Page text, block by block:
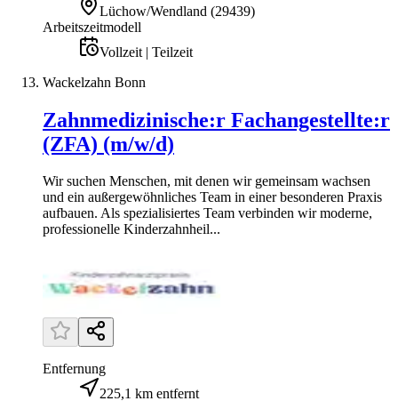
Lüchow/Wendland (29439)
Arbeitszeitmodell
Vollzeit | Teilzeit
Wackelzahn Bonn
Zahnmedizinische:r Fachangestellte:r
(ZFA) (m/w/d)
Wir suchen Menschen, mit denen wir gemeinsam wachsen
und ein außergewöhnliches Team in einer besonderen Praxis
aufbauen. Als spezialisiertes Team verbinden wir moderne,
professionelle Kinderzahnheil...
Entfernung
225,1 km entfernt